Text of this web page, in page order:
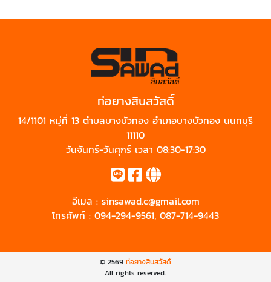
ท่อยางสินสวัสดิ์
14/1101 หมู่ที่ 13 ตำบลบางบัวทอง อำเภอบางบัวทอง นนทบุรี
11110
วันจันทร์-วันศุกร์ เวลา 08:30-17:30
อีเมล : sinsawad.c@gmail.com
โทรศัพท์ : 094-294-9561, 087-714-9443
© 2569 ท่อยางสินสวัสดิ์
All rights reserved.